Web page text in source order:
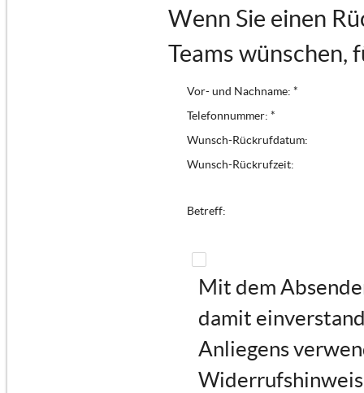
Wenn Sie einen
Teams wünschen,
Mit dem
damit
Anliegens
Vor- und Nachname: *
Telefonnummer: *
Wunsch-Rückrufdatum:
Wunsch-Rückrufzeit:
Betreff: